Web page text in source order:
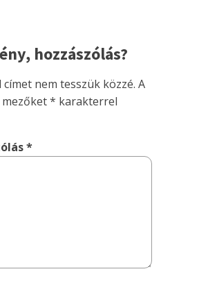
hozzászólás?
címet nem tesszük közzé. A
mezőket* karakterrel
*